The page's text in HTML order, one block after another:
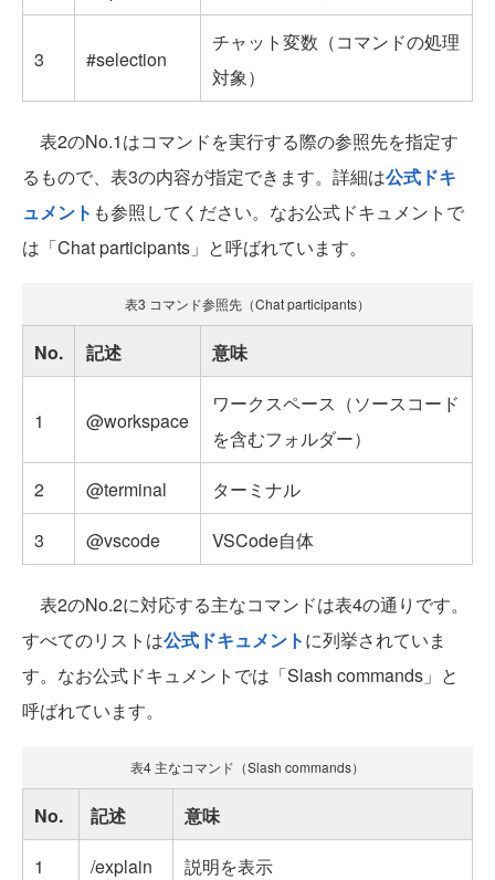
3 #selection
チャット変数（コマンドの処理
対象）
表2のNo.1はコマンドを実行する際の参照先を指定す
るもので、表3の内容が指定できます。詳細は公式ドキ
ュメント も参照してください。なお公式ドキュメントで
は「Chat participants」と呼ばれています。
表3 コマンド参照先（Chat participants）
No. 記述 意味
1 @workspace
ワークスペース（ソースコード
を含むフォルダー）
2
@terminal
ターミナル
3
@vscode VSCode自体
表2のNo.2に対応する主なコマンドは表4の通りです。
すべてのリストは公式ドキュメントに列挙されていま
す。なお公式ドキュメントでは「Slash commands」と
呼ばれています。
表4 主なコマンド（Slash commands）
No. 記述
意味
1
/explain
説明を表示